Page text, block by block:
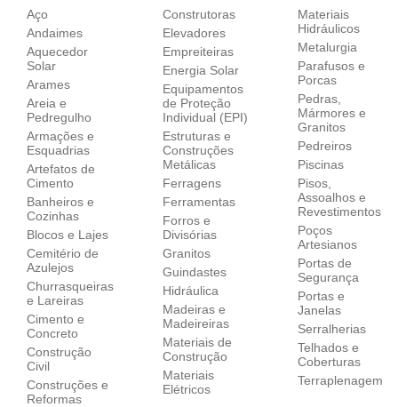
Aço
Andaimes
Aquecedor
Solar
Arames
Areia e
Pedregulho
Armações e
Esquadrias
Artefatos de
Cimento
Banheiros e
Cozinhas
Blocos e Lajes
Cemitério de
Azulejos
Churrasqueiras
e Lareiras
Cimento e
Concreto
Construção
Civil
Construções e
Reformas
Construtoras
Elevadores
Empreiteiras
Energia Solar
Equipamentos
de Proteção
Individual (EPI)
Estruturas e
Construções
Metálicas
Ferragens
Ferramentas
Forros e
Divisórias
Granitos
Guindastes
Hidráulica
Madeiras e
Madeireiras
Materiais de
Construção
Materiais
Elétricos
Materiais
Hidráulicos
Metalurgia
Parafusos e
Porcas
Pedras,
Mármores e
Granitos
Pedreiros
Piscinas
Pisos,
Assoalhos e
Revestimentos
Poços
Artesianos
Portas de
Segurança
Portas e
Janelas
Serralherias
Telhados e
Coberturas
Terraplenagem